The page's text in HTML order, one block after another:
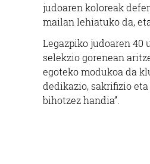
judoaren koloreak
mailan lehiatuko da,
Legazpiko judoaren
selekzio gorenean
egoteko modukoa da
dedikazio, sakrifizio
bihotzez handia”.